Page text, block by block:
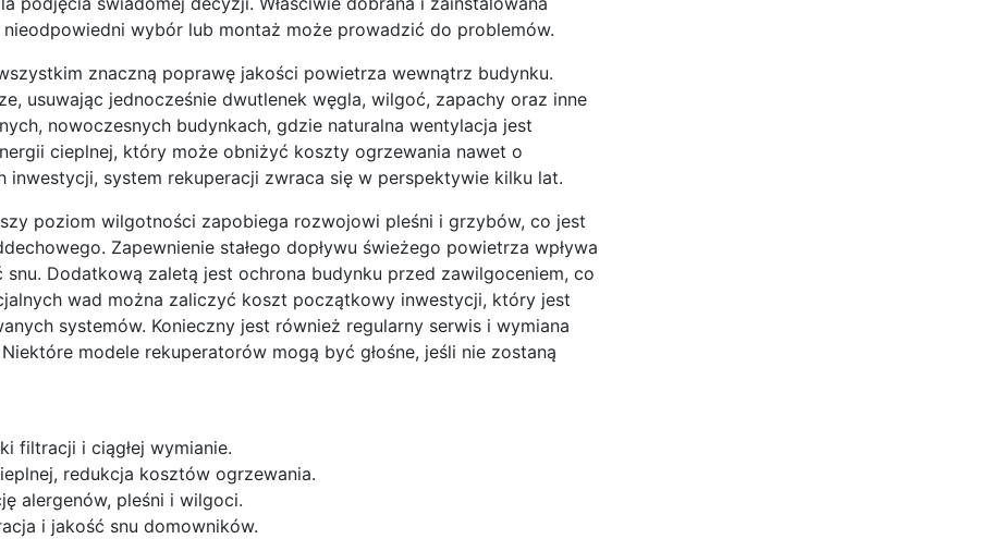
wybór lub montaż może prowadzić do problemów.
znaczną poprawę jakości powietrza wewnątrz budynku.
usuwając jednocześnie dwutlenek węgla, wilgoć, zapachy oraz inne
nowoczesnych budynkach, gdzie naturalna wentylacja jest
cieplnej, który może obniżyć koszty ogrzewania nawet o
system rekuperacji zwraca się w perspektywie kilku lat.
poziom wilgotności zapobiega rozwojowi pleśni i grzybów, co jest
Zapewnienie stałego dopływu świeżego powietrza wpływa
Dodatkową zaletą jest ochrona budynku przed zawilgoceniem, co
wad można zaliczyć koszt początkowy inwestycji, który jest
systemów. Konieczny jest również regularny serwis i wymiana
modele rekuperatorów mogą być głośne, jeśli nie zostaną
filtracji i ciągłej wymianie.
redukcja kosztów ogrzewania.
alergenów, pleśni i wilgoci.
i jakość snu domowników.